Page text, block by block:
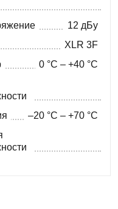
12 дБу
XLR 3F
0 °C – +40 °C
–20 °C – +70 °C